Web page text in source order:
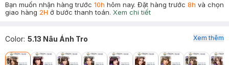
Bạn muốn nhận hàng trước 10h hôm nay. Đặt hàng trước 8h và chọn
giao hàng 2H ở bước thanh toán. Xem chi tiết
Color: 5.13 Nâu Ánh Tro Xem thêm